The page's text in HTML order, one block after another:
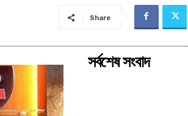
Share
সর্বশেষ সংবাদ